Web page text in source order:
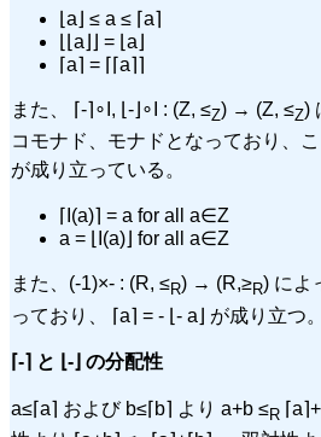
⌊a⌋ ≤ a ≤ ⌈a⌉
⌊⌊a⌋⌋ = ⌊a⌋
⌈a⌉ = ⌈⌈a⌉⌉
また、 ⌈-⌉∘I, ⌊-⌋∘I : (Z, ≤Z) → (Z, ≤Z)
コモナド、モナドとなっており、
が成り立っている。
⌈I(a)⌉ = a for all a∈Z
a = ⌊I(a)⌋ for all a∈Z
また、(-1)×- : (R, ≤R) → (R,≥R) によ
っており、 ⌈a⌉ = - ⌊- a⌋ が成り立つ。
⌈-⌉ と ⌊-⌋ の分配性
a≤⌈a⌉ および b≤⌈b⌉ より a+b ≤R